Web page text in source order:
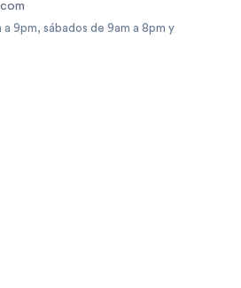
a 9pm, sábados de 9am a 8pm y